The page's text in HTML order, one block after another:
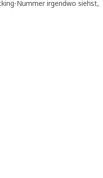
Nummer irgendwo siehst,